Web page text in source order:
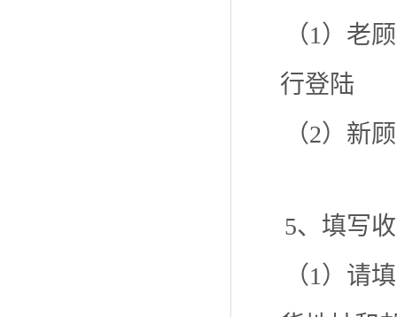
（1）老
行登陆
（2）新
5、填写
（1）请